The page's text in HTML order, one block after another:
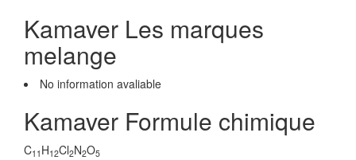
Kamaver Les marques
melange
No information avaliable
Kamaver Formule chimique
C11 H12Cl2N2O5